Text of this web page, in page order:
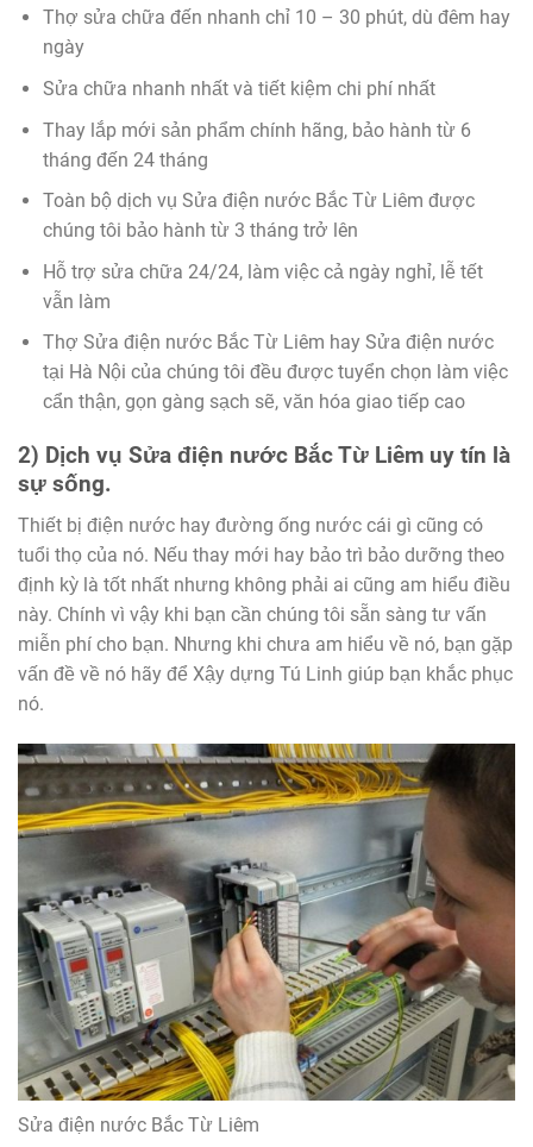
Thợ sửa chữa đến nhanh chỉ 10 – 30 phút, dù đêm hay
ngày
Sửa chữa nhanh nhất và tiết kiệm chi phí nhất
Thay lắp mới sản phẩm chính hãng, bảo hành từ 6
tháng đến 24 tháng
Toàn bộ dịch vụ Sửa điện nước Bắc Từ Liêm được
chúng tôi bảo hành từ 3 tháng trở lên
Hỗ trợ sửa chữa 24/24, làm việc cả ngày nghỉ, lễ tết
vẫn làm
Thợ Sửa điện nước Bắc Từ Liêm hay Sửa điện nước
tại Hà Nội của chúng tôi đều được tuyển chọn làm việc
cẩn thận, gọn gàng sạch sẽ, văn hóa giao tiếp cao
2) Dịch vụ Sửa điện nước Bắc Từ Liêm uy tín là
sự sống.
Thiết bị điện nước hay đường ống nước cái gì cũng có
tuổi thọ của nó. Nếu thay mới hay bảo trì bảo dưỡng theo
định kỳ là tốt nhất nhưng không phải ai cũng am hiểu điều
này. Chính vì vậy khi bạn cần chúng tôi sẵn sàng tư vấn
miễn phí cho bạn. Nhưng khi chưa am hiểu về nó, bạn gặp
vấn đề về nó hãy để Xậy dựng Tú Linh giúp bạn khắc phục
nó.
Sửa điện nước Bắc Từ Liêm